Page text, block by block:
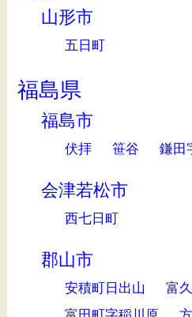
山形市
五日町
福島県
福島市
伏拝 笹谷 鎌田
会津若松市
西七日町
郡山市
安積町日出山
富